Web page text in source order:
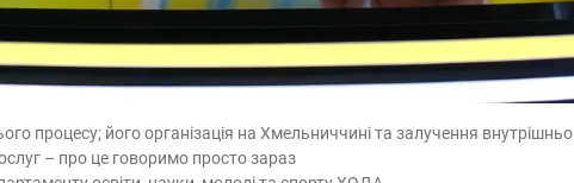
процесу; його організація на Хмельниччині та залучення внутрішньо
– про це говоримо просто зараз